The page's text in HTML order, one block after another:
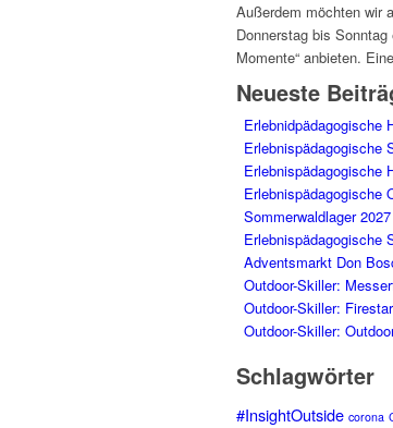
Außerdem möchten wir
Donnerstag bis
Momente“ anbieten.
Neueste
Erlebnidpädagogische
Erlebnispädagogische
Erlebnispädagogische
Erlebnispädagogische
Sommerwaldlager
Erlebnispädagogische
Adventsmarkt Don
Outdoor-Skiller:
Outdoor-Skiller:
Outdoor-Skiller:
Schlagwörter
#InsightOutside corona